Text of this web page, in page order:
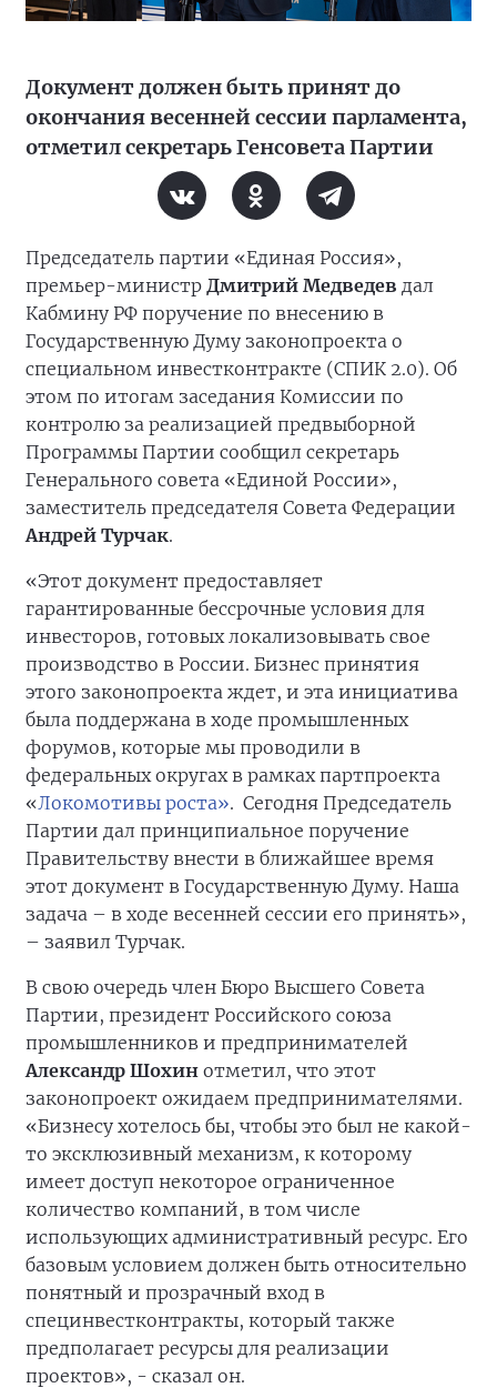
Документ должен быть принят до
окончания весенней сессии парламента,
отметил секретарь Генсовета Партии
Председатель партии «Единая Россия»,
премьер-министр Дмитрий Медведев дал
Кабмину РФ поручение по внесению в
Государственную Думу законопроекта о
специальном инвестконтракте (СПИК 2.0). Об
этом по итогам заседания Комиссии по
контролю за реализацией предвыборной
Программы Партии сообщил секретарь
Генерального совета «Единой России»,
заместитель председателя Совета Федерации
Андрей Турчак.
«Этот документ предоставляет
гарантированные бессрочные условия для
инвесторов, готовых локализовывать свое
производство в России. Бизнес принятия
этого законопроекта ждет, и эта инициатива
была поддержана в ходе промышленных
форумов, которые мы проводили в
федеральных округах в рамках партпроекта
«Локомотивы роста». Сегодня Председатель
Партии дал принципиальное поручение
Правительству внести в ближайшее время
этот документ в Государственную Думу. Наша
задача – в ходе весенней сессии его принять»,
– заявил Турчак.
В свою очередь член Бюро Высшего Совета
Партии, президент Российского союза
промышленников и предпринимателей
Александр Шохин отметил, что этот
законопроект ожидаем предпринимателями.
«Бизнесу хотелось бы, чтобы это был не какой-
то эксклюзивный механизм, к которому
имеет доступ некоторое ограниченное
количество компаний, в том числе
использующих административный ресурс. Его
базовым условием должен быть относительно
понятный и прозрачный вход в
специнвестконтракты, который также
предполагает ресурсы для реализации
проектов», - сказал он.